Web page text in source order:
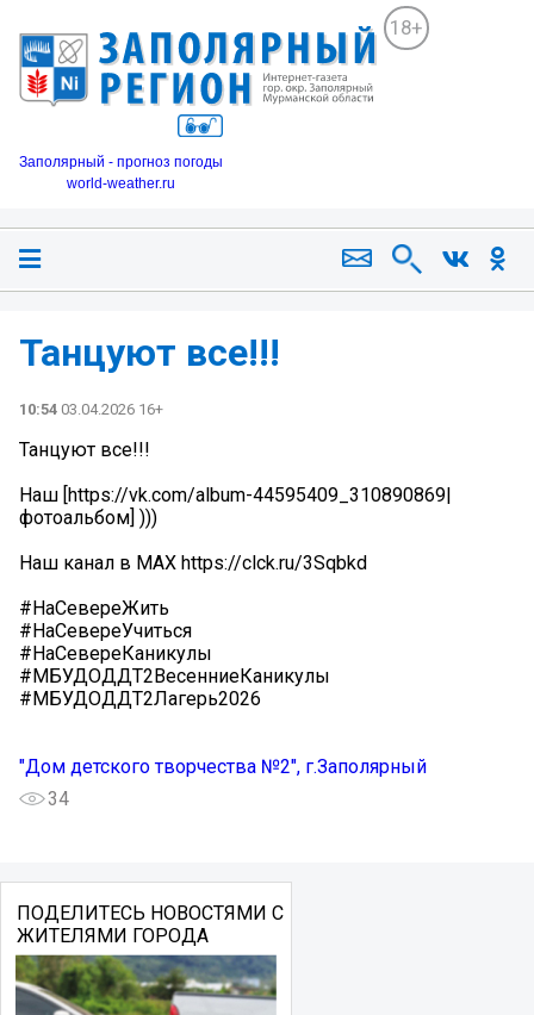
18+
Заполярный - прогноз погоды
world-weather.ru
Танцуют все!!!
10:54 03.04.2026 16+
Танцуют все!!!
Наш [https://vk.com/album-44595409_310890869|
фотоальбом] )))
Наш канал в МАХ https://clck.ru/3Sqbkd
#НаСевереЖить
#НаСевереУчиться
#НаСевереКаникулы
#МБУДОДДТ2ВесенниеКаникулы
#МБУДОДДТ2Лагерь2026
"Дом детского творчества №2", г.Заполярный
34
ПОДЕЛИТЕСЬ НОВОСТЯМИ С
ЖИТЕЛЯМИ ГОРОДА